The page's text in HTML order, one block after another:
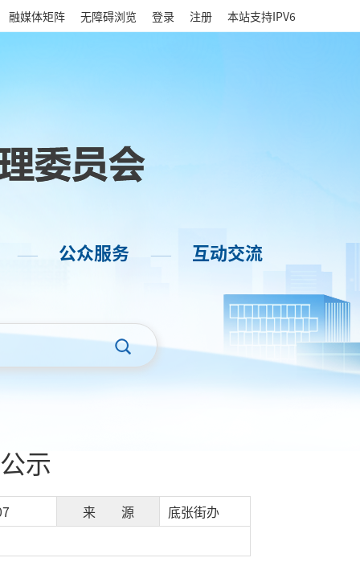
融媒体矩阵 无障碍浏览 登录 注册 本站支持IPV6
—— 公众服务 —— 互动交流
示
来 源 底张街办